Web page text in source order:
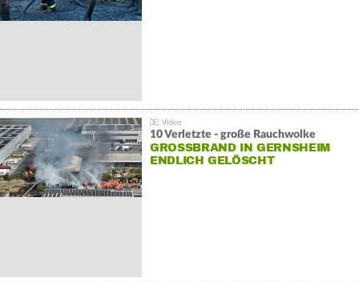
10 Verletzte - große Rauchwolke
GROSSBRAND IN GERNSHEIM E
NDLICH GELÖSCHT